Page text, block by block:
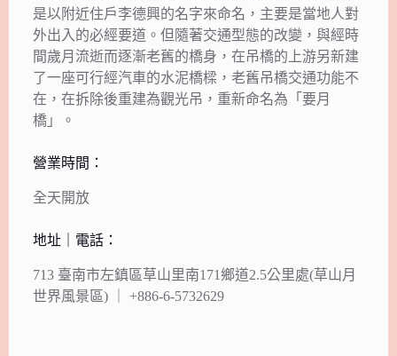
是以附近住戶李德興的名字來命名，主要是當地人對
外出入的必經要道。但隨著交通型態的改變，與經時
間歲月流逝而逐漸老舊的橋身，在吊橋的上游另新建
了一座可行經汽車的水泥橋樑，老舊吊橋交通功能不
在，在拆除後重建為觀光吊，重新命名為「要月
橋」。
營業時間：
全天開放
地址｜電話：
713 臺南市左鎮區草山里南171鄉道2.5公里處(草山月
世界風景區) ｜ +886-6-5732629